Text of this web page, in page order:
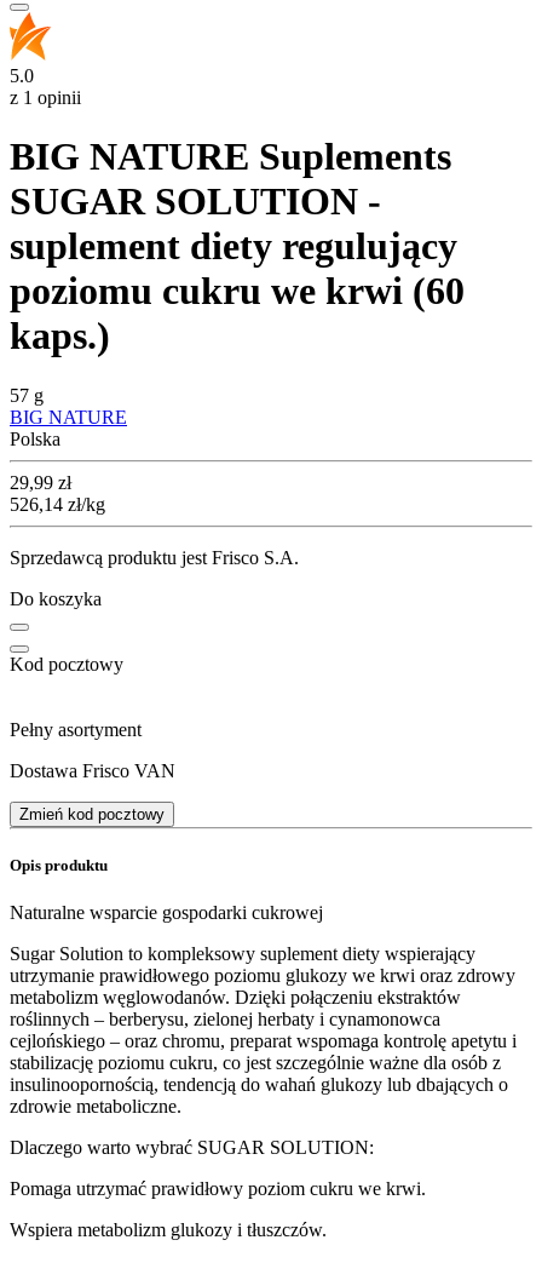
5.0
z 1 opinii
BIG NATURE Suplements
SUGAR SOLUTION -
suplement diety regulujący
poziomu cukru we krwi (60
kaps.)
57 g
BIG NATURE
Polska
Cena
29,99 zł
526,14 zł/kg
Sprzedawcą produktu jest Frisco S.A.
Do koszyka
Kod pocztowy
Pełny asortyment
Dostawa Frisco VAN
Zmień kod pocztowy
Opis produktu
Naturalne wsparcie gospodarki cukrowej
Sugar Solution to kompleksowy suplement diety wspierający
utrzymanie prawidłowego poziomu glukozy we krwi oraz zdrowy
metabolizm węglowodanów. Dzięki połączeniu ekstraktów
roślinnych – berberysu, zielonej herbaty i cynamonowca
cejlońskiego – oraz chromu, preparat wspomaga kontrolę apetytu i
stabilizację poziomu cukru, co jest szczególnie ważne dla osób z
insulinoopornością, tendencją do wahań glukozy lub dbających o
zdrowie metaboliczne.
Dlaczego warto wybrać SUGAR SOLUTION:
Pomaga utrzymać prawidłowy poziom cukru we krwi.
Wspiera metabolizm glukozy i tłuszczów.